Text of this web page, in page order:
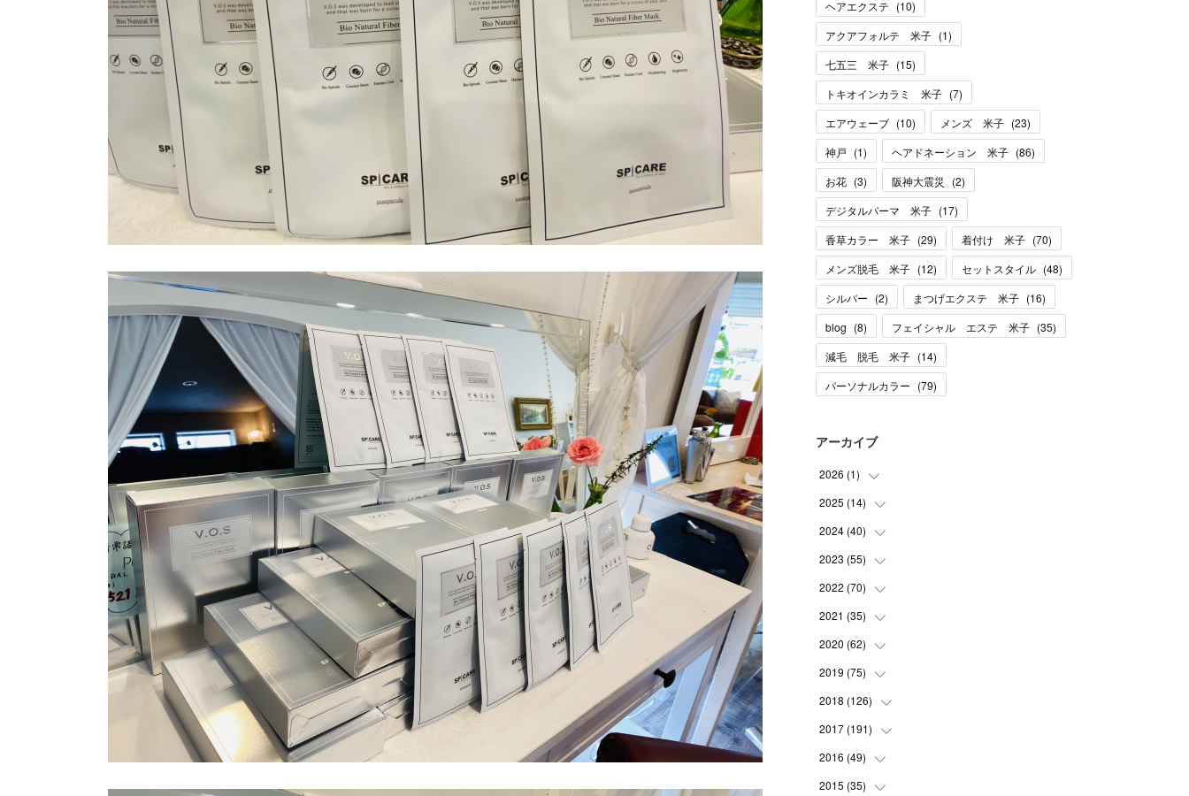
ヘアエクステ (10)
アクアフォルテ 米子 (1)
七五三 米子 (15)
トキオインカラミ 米子 (7)
エアウェーブ (10) メンズ 米子 (23)
神戸 (1) ヘアドネーション 米子 (86)
お花 (3) 阪神大震災 (2)
デジタルパーマ 米子 (17)
香草カラー 米子 (29) 着付け 米子 (70)
メンズ脱毛 米子 (12) セットスタイル (48)
シルバー (2) まつげエクステ 米子 (16)
blog (8) フェイシャル エステ 米子 (35)
減毛 脱毛 米子 (14)
パーソナルカラー (79)
アーカイブ
2026 (1)
(1
2025 (14)
(10
)
(1
(1
(2
2024 (40)
(1
(1
(3
(2
(7
(4)
(3)
(5
2023 (55)
(2
(4
(3
(3
(6)
(4)
(6
(3
2022 (70)
(7
(11
)
(8
(1)
(3)
(1
(6
2021 (35)
(5
(7
(5)
(3)
(3
(2
2020 (62)
(6
(9)
(7)
(4
(3
2019 (75)
(1)
(2)
(6
(7
2018 (126)
(6)
(12
)
(7
2017 (191)
(12
)
(11
)
2016 (49)
(2
2015 (35)